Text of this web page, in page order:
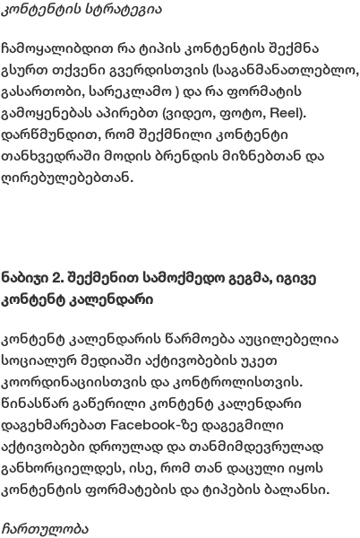
კონტენტის სტრატეგია
ჩამოყალიბდით რა ტიპის კონტენტის შექმნა
გსურთ თქვენი გვერდისთვის (საგანმანათლებლო,
გასართობი, სარეკლამო ) და რა ფორმატის
გამოყენებას აპირებთ (ვიდეო, ფოტო, Reel).
დარწმუნდით, რომ შექმნილი კონტენტი
თანხვედრაში მოდის ბრენდის მიზნებთან და
ღირებულებებთან.
ნაბიჯი 2. შექმენით სამოქმედო გეგმა, იგივე
კონტენტ კალენდარი
კონტენტ კალენდარის წარმოება აუცილებელია
სოციალურ მედიაში აქტივობების უკეთ
კოორდინაციისთვის და კონტროლისთვის.
წინასწარ გაწერილი კონტენტ კალენდარი
დაგეხმარებათ Facebook-ზე დაგეგმილი
აქტივობები დროულად და თანმიმდევრულად
განხორციელდეს, ისე, რომ თან დაცული იყოს
კონტენტის ფორმატების და ტიპების ბალანსი.
ჩართულობა